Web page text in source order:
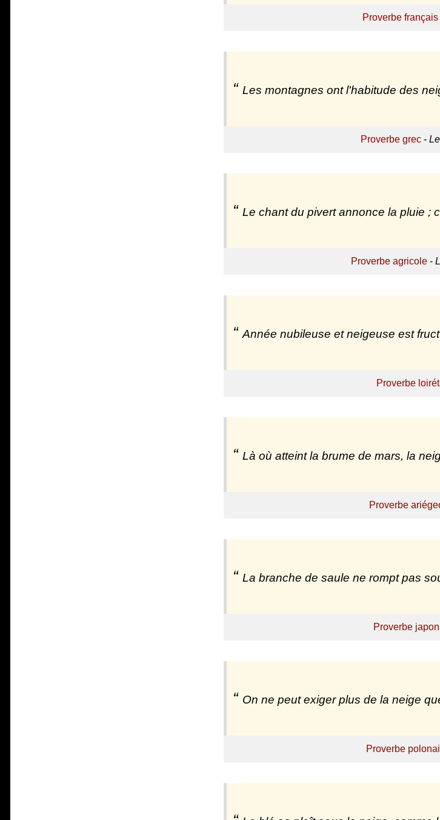
Proverbe français
Les montagnes ont l'habitude des
Proverbe grec-
Le chant du pivert annonce la pluie ;
Proverbe agricole -
Année nubileuse et neigeuse est
Proverbe
Là où atteint la brume de mars, la
Proverbe
La branche de saule ne rompt pas
Proverbe
On ne peut exiger plus de la neige
Proverbe